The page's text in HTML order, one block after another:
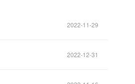
2022-11-29
2022-12-31